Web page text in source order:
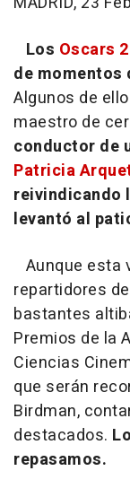
Los Oscars
de momentos
Algunos de
maestro de
conductor de
Patricia
reivindicando
levantó al
Aunque esta
repartidores
bastantes
Premios de la
Ciencias
que serán
Birdman,
destacados.
repasamos.